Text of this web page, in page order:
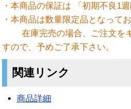
・本商品の保証は 「初期不良1
・本商品は数量限定品となって
在庫完売の場合、ご注文をキ
すので、予めご了承下さい。
関連リンク
商品詳細